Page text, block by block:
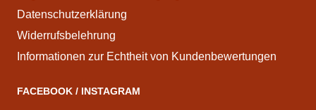
Datenschutzerklärung
Widerrufsbelehrung
Informationen zur Echtheit von Kundenbewertungen
FACEBOOK / INSTAGRAM